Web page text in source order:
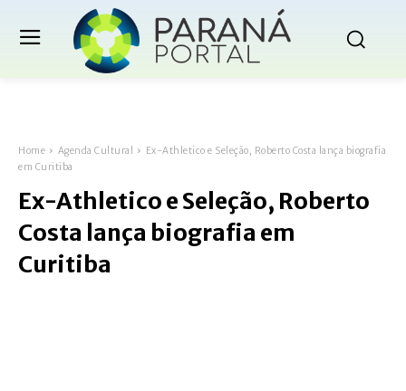
Home Agenda Cultural
Ex-Athletico e Seleção, Roberto Costa lança biografia
em Curitiba
Ex-Athletico e Seleção, Roberto
Costa lança biografia em
Curitiba